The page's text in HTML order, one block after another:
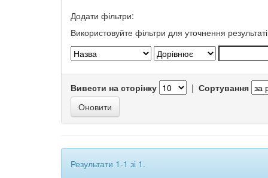
Додати фільтри:
Використовуйте фільтри для уточнення
Вивести на сторінку | Сортування
Результати 1-1 зі 1.